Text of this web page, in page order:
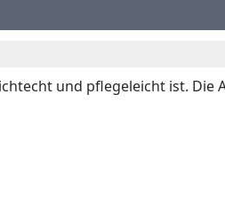
und pflegeleicht ist. Die